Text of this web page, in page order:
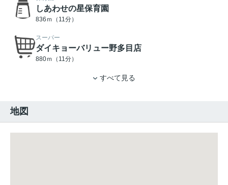
しあわせの星保育園
836ｍ（11分）
スーパー
ダイキョーバリュー野多目店
880ｍ（11分）
すべて見る
地図